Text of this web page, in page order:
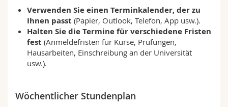
Verwenden Sie einen Terminkalender, der zu
Ihnen passt (Papier, Outlook, Telefon, App usw.).
Halten Sie die Termine für verschiedene Fristen
fest (Anmeldefristen für Kurse, Prüfungen,
Hausarbeiten, Einschreibung an der Universität
usw.).
Wöchentlicher Stundenplan